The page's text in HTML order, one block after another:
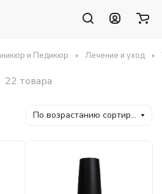
и Педикюр Лечение и уход
22 товара
По возрастанию сортировки